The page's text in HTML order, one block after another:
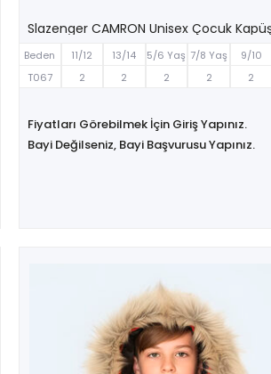
Beden
11/12
13/14
5/6 Yaş 7/8 Yaş
9/10
T067
2 2 2 2 2
Fiyatları Görebilmek İçin Giriş Yapınız.
Bayi Değilseniz, Bayi Başvurusu Yapınız.